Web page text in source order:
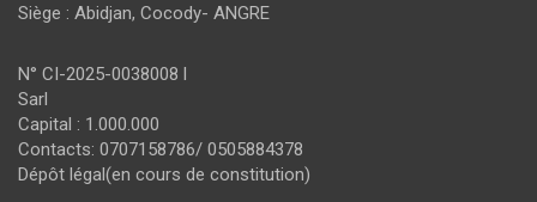
Siège : Abidjan, Cocody- ANGRE
N° CI-2025-0038008 l
Sarl
Capital : 1.000.000
Contacts: 0707158786/ 0505884378
Dépôt légal(en cours de constitution)